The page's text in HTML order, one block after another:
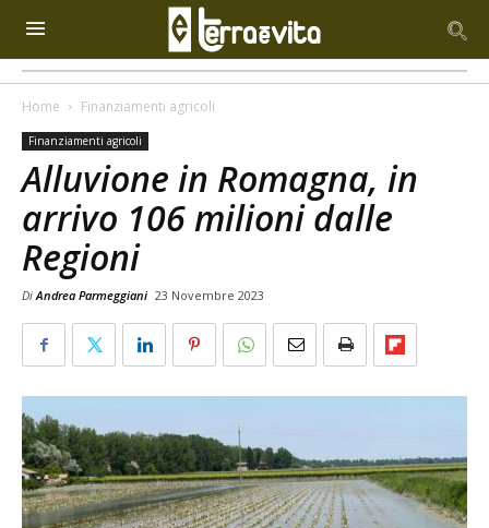
Home Finanziamenti agricoli
Finanziamenti agricoli
Alluvione in Romagna, in
arrivo 106 milioni dalle
Regioni
DiAndrea Parmeggiani 23 Novembre 2023